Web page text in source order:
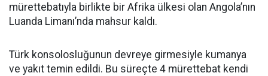
mürettebatıyla birlikte bir Afrika ülkesi olan Angola’nın
Luanda Limanı’nda mahsur kaldı.
Türk konsolosluğunun devreye girmesiyle kumanya
ve yakıt temin edildi. Bu süreçte 4 mürettebat kendi